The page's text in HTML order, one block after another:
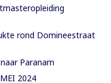
rond Domineestraat
Paranam
2024